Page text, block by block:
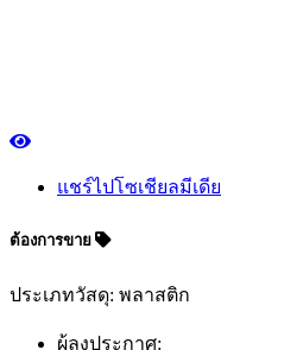
แชร์ไปโซเชียลมีเดีย
ต้องการขาย
ประเภทวัสดุ: พลาสติก
ผู้ลงประกาศ: